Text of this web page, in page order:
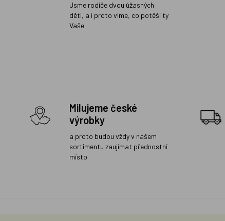
Jsme rodiče dvou úžasných
dětí, a i proto víme, co potěší ty
Vaše.
Milujeme české
výrobky
a proto budou vždy v našem
sortimentu zaujímat přednostní
místo